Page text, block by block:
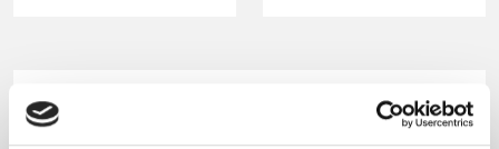
Produkter i receptet: